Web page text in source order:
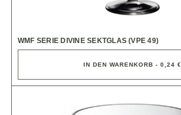
WMF SERIE DIVINE SEKTGLAS (VPE 49)
IN DEN WARENKORB - 0,24 €